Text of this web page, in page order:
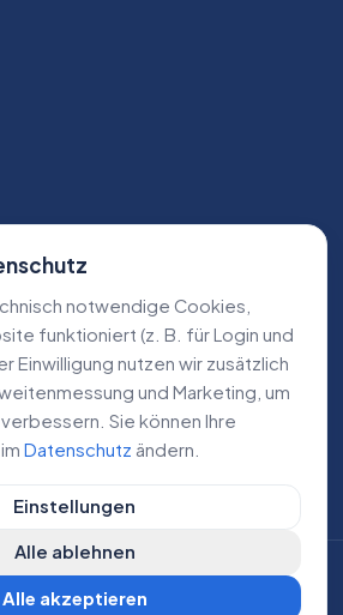
Alle Rechte vorbehalten.
notwendige Cookies,
funktioniert (z. B. für Login und
Einwilligung nutzen wir zusätzlich
und Marketing, um
Sie können Ihre
Datenschutz ändern.
Einstellungen
Alle ablehnen
Alle akzeptieren